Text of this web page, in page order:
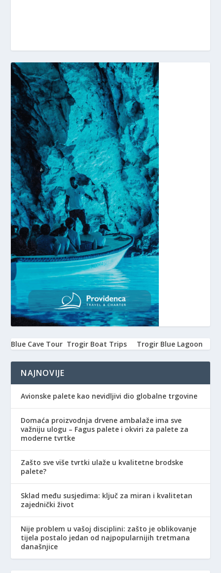
Blue Cave Tour Trogir Boat Trips Trogir Blue Lagoon
NAJNOVIJE
Avionske palete kao nevidljivi dio globalne trgovine
Domaća proizvodnja drvene ambalaže ima sve
važniju ulogu – Fagus palete i okviri za palete za
moderne tvrtke
Zašto sve više tvrtki ulaže u kvalitetne brodske
palete?
Sklad među susjedima: ključ za miran i kvalitetan
zajednički život
Nije problem u vašoj disciplini: zašto je oblikovanje
tijela postalo jedan od najpopularnijih tretmana
današnjice